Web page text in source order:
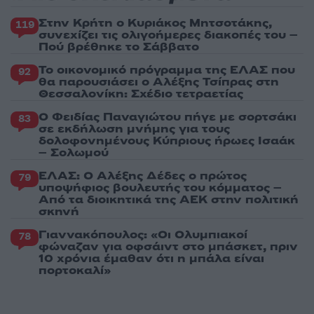
119 Στην Κρήτη ο Κυριάκος Μητσοτάκης,
συνεχίζει τις ολιγοήμερες διακοπές του –
Πού βρέθηκε το Σάββατο
92 Το οικονομικό πρόγραμμα της ΕΛΑΣ που
θα παρουσιάσει ο Αλέξης Τσίπρας στη
Θεσσαλονίκη: Σχέδιο τετραετίας
83 Ο Φειδίας Παναγιώτου πήγε με σορτσάκι
σε εκδήλωση μνήμης για τους
δολοφονημένους Κύπριους ήρωες Ισαάκ
– Σολωμού
79 ΕΛΑΣ: Ο Αλέξης Δέδες ο πρώτος
υποψήφιος βουλευτής του κόμματος –
Από τα διοικητικά της ΑΕΚ στην πολιτική
σκηνή
78 Γιαννακόπουλος: «Οι Ολυμπιακοί
φώναζαν για οφσάιντ στο μπάσκετ, πριν
10 χρόνια έμαθαν ότι η μπάλα είναι
πορτοκαλί»